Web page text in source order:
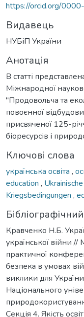
https://orcid.org/
Видавець
НУБіП України
Анотація
В статті
Міжнародної
"Продовольча та
повоєнної
присвяченої 125-
біоресурсів і
Ключові слова
українська освіта ,
education ,
Kriegsbedingungen ,
Кравченко Н.Б.
української війни
практичної
безпека в умовах
виклики для
Національного
Секція 4. Якість